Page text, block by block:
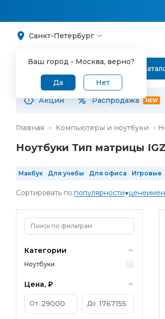
Санкт-Петербург
Ваш город - Москва, верно?
Да Нет
Акции Распродажа
Главная · Компьютеры и ноутбуки ·
Ноутбуки Тип матрицы
Макбук Для учебы Для офиса Игровые
Сортировать по:популярности цене
Категории
Ноутбуки
Цена, ₽
От До